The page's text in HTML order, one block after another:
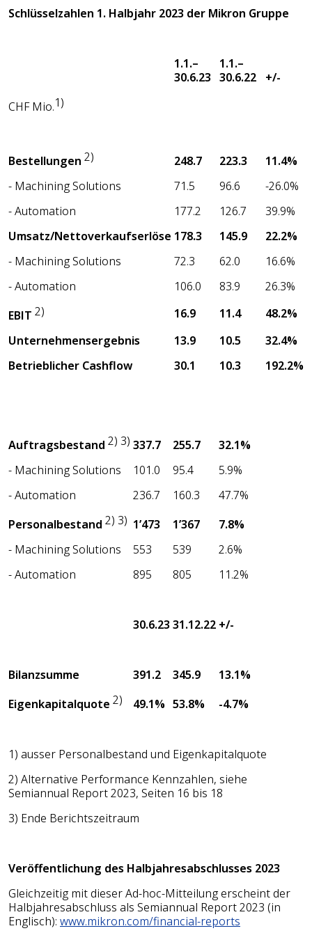
Schlüsselzahlen 1. Halbjahr 2023 der Mikron Gruppe
1.1.–
30.6.23
1.1.–
30.6.22
+/-
CHF Mio.1)
Bestellungen 2) 248.7 223.3
11.4%
- Machining Solutions
71.5 96.6
-26.0%
- Automation
177.2 126.7
39.9%
Umsatz/Nettoverkaufserlöse 178.3 145.9
22.2%
- Machining Solutions
72.3 62.0
16.6%
- Automation
106.0 83.9
26.3%
EBIT 2) 16.9 11.4
48.2%
Unternehmensergebnis
13.9 10.5
32.4%
Betrieblicher Cashflow
30.1 10.3 192.2%
Auftragsbestand 2) 3) 337.7 255.7
32.1%
- Machining Solutions
101.0 95.4
5.9%
- Automation
236.7 160.3
47.7%
Personalbestand 2) 3) 1’473 1’367
7.8%
- Machining Solutions
553 539
2.6%
- Automation
895 805 11.2%
30.6.2331.12.22 +/-
Bilanzsumme 391.2 345.9
13.1%
Eigenkapitalquote 2) 49.1% 53.8% -4.7%
1) ausser Personalbestand und Eigenkapitalquote
2) Alternative Performance Kennzahlen, siehe
Semiannual Report 2023, Seiten 16 bis 18
3) Ende Berichtszeitraum
Veröffentlichung des Halbjahresabschlusses 2023
Gleichzeitig mit dieser Ad-hoc-Mitteilung erscheint der
Halbjahresabschluss als Semiannual Report 2023 (in
Englisch): www.mikron.com/financial-reports